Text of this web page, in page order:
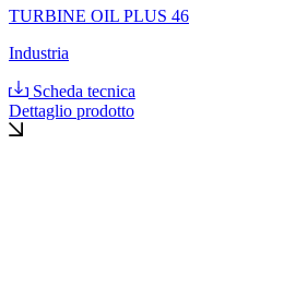
TURBINE OIL PLUS 46
Industria
Scheda tecnica
Dettaglio prodotto